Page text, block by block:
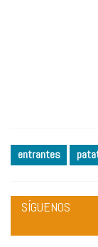
entrantes
SÍGUENOS